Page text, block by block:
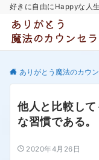
好きに自由にHappyな人生
ありがとう魔法のカウ
他人と比較し
な習慣である。
2020年4月26日